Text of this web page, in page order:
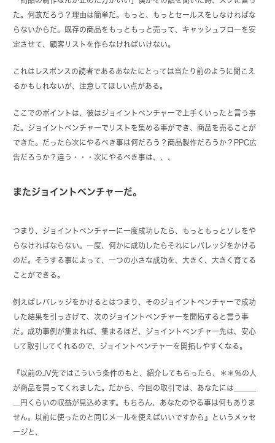
た。何故だろう？理由は簡単だ。もっと、もっとセールスをしなければな
らないからだ。既存の商品をもっともっと売って、キャッシュフローを安
定させて、顧客リストを作らなければいけない。
これはレスポンスの読者であるあなたにとっては当たり前のように聞こえ
るかもしれないが、注意してほしい点がある。
ここでのポイントは、彼はジョイントベンチャーで上手くいったと言う事
だ。ジョイントベンチャーでリストを集める事ができ、商品を売ることが
できた。だったら次にやるべき事は何だろう？商品製作だろうか？PPC広
告だろうか？違う・・・次にやるべき事は、、、
またジョイントベンチャーだ。
つまり、ジョイントベンチャーに一度成功したら、もっともっとソレをや
らなければならない。一度、何かに成功したらそれにレバレッジをかける
のだ。そうする事によって、一つの小さな成功を、大きく、大きく育てる
ことができる。
例えばレバレッジをかけるとはつまり、そのジョイントベンチャーで成功
した結果を引っさげて、次のジョイントベンチャーを開拓すると言う事
だ。成功事例が集まれば、集まるほど、ジョイントベンチャー先は、安心
して取引してくれるので、ジョイントベンチャーを開拓しやすくなる。
『以前のJV先ではこういう条件のもと、紹介してもらったら、＊＊％の人
が商品を買ってくれました。だから、今回の取引では、あなたには＿＿＿
＿円くらいの収益が見込めます。もちろん、あなたのやる事は何もありま
せん。以前に使ったのと同じメールを使えばいいですから』というメッセ
ージと、